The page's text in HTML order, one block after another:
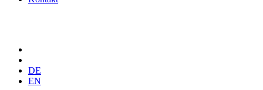
DE
EN